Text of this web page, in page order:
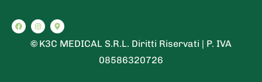
© K3C MEDICAL S.R.L. Diritti Riservati | P. IVA
08586320726